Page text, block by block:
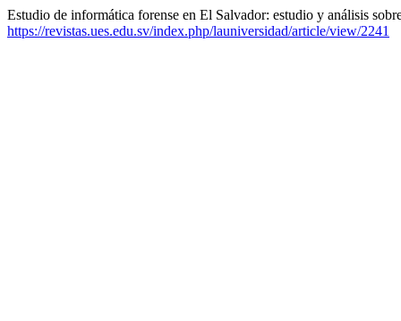
Estudio de informática forense en El Salvador: estudio y análisis
https://revistas.ues.edu.sv/index.php/launiversidad/article/view/2241